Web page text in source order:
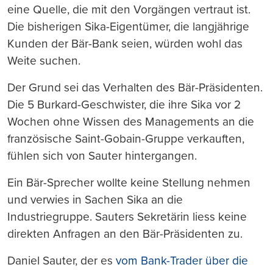
eine Quelle, die mit den Vorgängen vertraut ist.
Die bisherigen Sika-Eigentümer, die langjährige
Kunden der Bär-Bank seien, würden wohl das
Weite suchen.
Der Grund sei das Verhalten des Bär-Präsidenten.
Die 5 Burkard-Geschwister, die ihre Sika vor 2
Wochen ohne Wissen des Managements an die
französische Saint-Gobain-Gruppe verkauften,
fühlen sich von Sauter hintergangen.
Ein Bär-Sprecher wollte keine Stellung nehmen
und verwies in Sachen Sika an die
Industriegruppe. Sauters Sekretärin liess keine
direkten Anfragen an den Bär-Präsidenten zu.
Daniel Sauter, der es vom Bank-Trader über die